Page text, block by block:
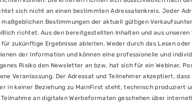
sich nicht an einen bestimmten Adressatenkreis. Jeder
Bestimmungen der aktuell gültigen
richtet. Aus den bereitgestellten Inhalten und aus unseren
zukünftige Ergebnisse ableiten. Weder durch das Lesen
der Information und können eine professionelle und
Risiko den Newsletter an bzw. hat sich für ein Webinar,
Veranlassung. Der Adressat und Teilnehmer akzeptiert,
in keiner Beziehung zu MainFirst steht, technisch produziert
an digitalen Werbeformaten geschehen über